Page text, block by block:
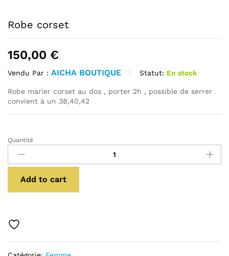
Robe corset
150,00 €
Vendu Par : AICHA BOUTIQUE Statut: En stock
Robe marier corset au dos , porter 2h , possible de serrer
convient à un 38,40,42
Robe
corset
quantité
Quantité
Add to cart